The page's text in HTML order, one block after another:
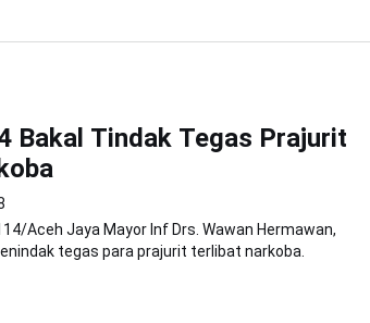
Bakal Tindak Tegas Prajurit
Aceh Jaya Mayor Inf Drs. Wawan Hermawan,
tegas para prajurit terlibat narkoba.